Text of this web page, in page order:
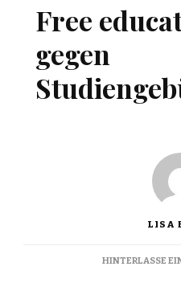
Free
gegen
LISA
HINTERLASSE